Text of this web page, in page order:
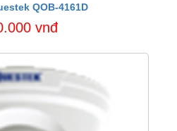
QOB-4161D
vnđ